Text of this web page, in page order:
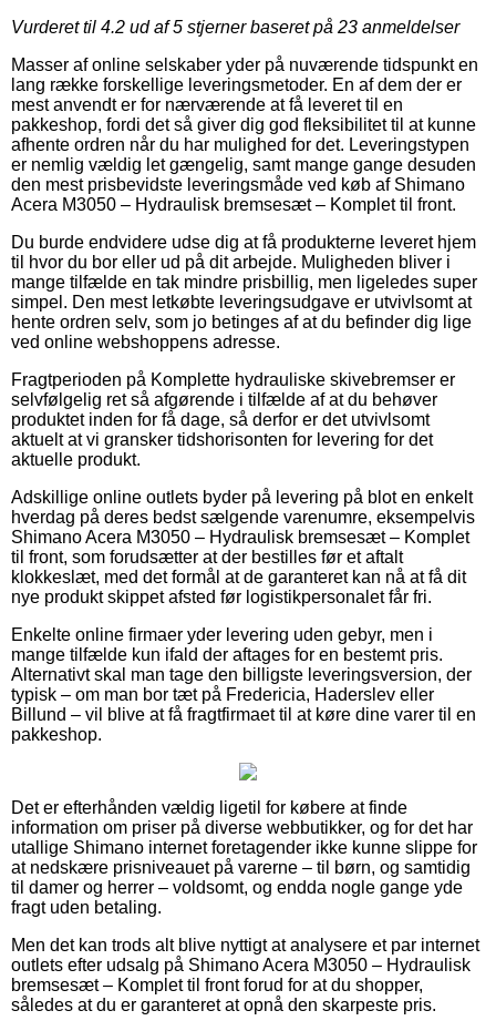
Vurderet til 4.2 ud af 5 stjerner baseret på 23 anmeldelser
Masser af online selskaber yder på nuværende tidspunkt en
lang række forskellige leveringsmetoder. En af dem der er
mest anvendt er for nærværende at få leveret til en
pakkeshop, fordi det så giver dig god fleksibilitet til at kunne
afhente ordren når du har mulighed for det. Leveringstypen
er nemlig vældig let gængelig, samt mange gange desuden
den mest prisbevidste leveringsmåde ved køb af Shimano
Acera M3050 – Hydraulisk bremsesæt – Komplet til front.
Du burde endvidere udse dig at få produkterne leveret hjem
til hvor du bor eller ud på dit arbejde. Muligheden bliver i
mange tilfælde en tak mindre prisbillig, men ligeledes super
simpel. Den mest letkøbte leveringsudgave er utvivlsomt at
hente ordren selv, som jo betinges af at du befinder dig lige
ved online webshoppens adresse.
Fragtperioden på Komplette hydrauliske skivebremser er
selvfølgelig ret så afgørende i tilfælde af at du behøver
produktet inden for få dage, så derfor er det utvivlsomt
aktuelt at vi gransker tidshorisonten for levering for det
aktuelle produkt.
Adskillige online outlets byder på levering på blot en enkelt
hverdag på deres bedst sælgende varenumre, eksempelvis
Shimano Acera M3050 – Hydraulisk bremsesæt – Komplet
til front, som forudsætter at der bestilles før et aftalt
klokkeslæt, med det formål at de garanteret kan nå at få dit
nye produkt skippet afsted før logistikpersonalet får fri.
Enkelte online firmaer yder levering uden gebyr, men i
mange tilfælde kun ifald der aftages for en bestemt pris.
Alternativt skal man tage den billigste leveringsversion, der
typisk – om man bor tæt på Fredericia, Haderslev eller
Billund – vil blive at få fragtfirmaet til at køre dine varer til en
pakkeshop.
Det er efterhånden vældig ligetil for købere at finde
information om priser på diverse webbutikker, og for det har
utallige Shimano internet foretagender ikke kunne slippe for
at nedskære prisniveauet på varerne – til børn, og samtidig
til damer og herrer – voldsomt, og endda nogle gange yde
fragt uden betaling.
Men det kan trods alt blive nyttigt at analysere et par internet
outlets efter udsalg på Shimano Acera M3050 – Hydraulisk
bremsesæt – Komplet til front forud for at du shopper,
således at du er garanteret at opnå den skarpeste pris.